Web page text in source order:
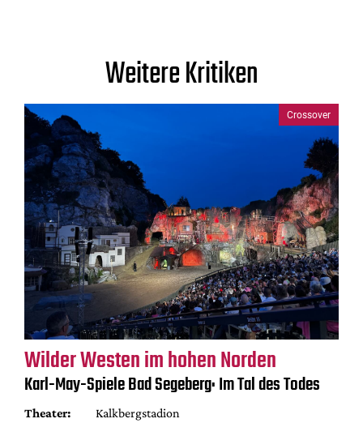
Weitere Kritiken
Crossover
Wilder Westen im hohen Norden
Karl-May-Spiele Bad Segeberg: Im Tal des Todes
Theater:
Kalkbergstadion